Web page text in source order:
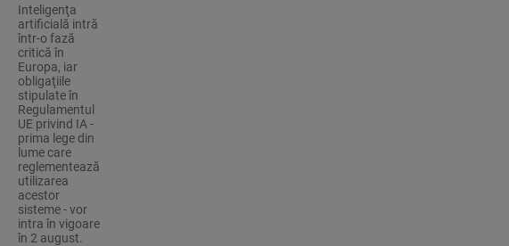
Inteligenţa
artificială intră
într-o fază
critică în
Europa, iar
obligaţiile
stipulate în
Regulamentul
UE privind IA -
prima lege din
lume care
reglementează
utilizarea
acestor
sisteme - vor
intra în vigoare
în 2 august.